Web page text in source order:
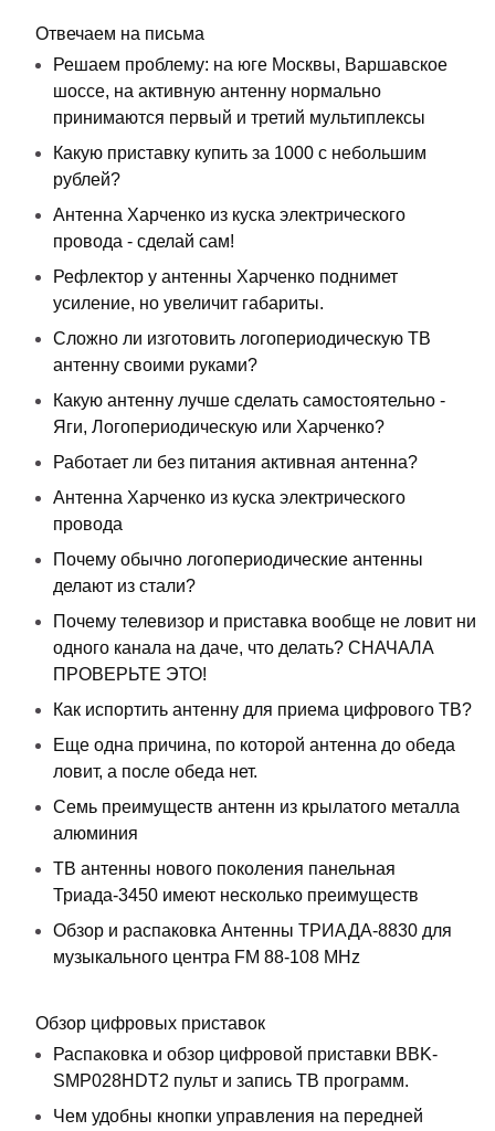
Отвечаем на письма
Решаем проблему: на юге Москвы, Варшавское
шоссе, на активную антенну нормально
принимаются первый и третий мультиплексы
Какую приставку купить за 1000 с небольшим
рублей?
Антенна Харченко из куска электрического
провода - сделай сам!
Рефлектор у антенны Харченко поднимет
усиление, но увеличит габариты.
Сложно ли изготовить логопериодическую ТВ
антенну своими руками?
Какую антенну лучше сделать самостоятельно -
Яги, Логопериодическую или Харченко?
Работает ли без питания активная антенна?
Антенна Харченко из куска электрического
провода
Почему обычно логопериодические антенны
делают из стали?
Почему телевизор и приставка вообще не ловит ни
одного канала на даче, что делать? СНАЧАЛА
ПРОВЕРЬТЕ ЭТО!
Как испортить антенну для приема цифрового ТВ?
Еще одна причина, по которой антенна до обеда
ловит, а после обеда нет.
Семь преимуществ антенн из крылатого металла
алюминия
ТВ антенны нового поколения панельная
Триада-3450 имеют несколько преимуществ
Обзор и распаковка Антенны ТРИАДА-8830 для
музыкального центра FM 88-108 MHz
Обзор цифровых приставок
Распаковка и обзор цифровой приставки BBK-
SMP028HDT2 пульт и запись ТВ программ.
Чем удобны кнопки управления на передней